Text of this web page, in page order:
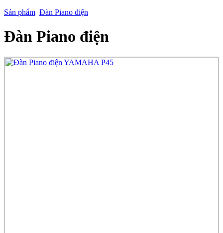
Sản phẩm Đàn Piano điện
Đàn Piano điện